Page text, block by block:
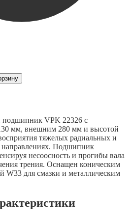
подшипник VPK 22326 с
мм, внешним 280 мм и высотой
тяжелых радиальных и
направлениях. Подшипник
несоосность и прогибы вала
трения. Оснащен коническим
W33 для смазки и металлическим